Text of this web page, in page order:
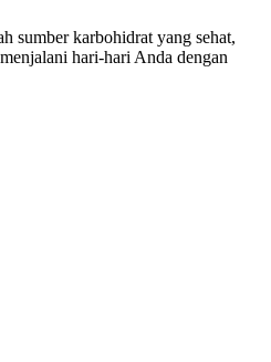
sumber karbohidrat yang sehat,
hari-hari Anda dengan